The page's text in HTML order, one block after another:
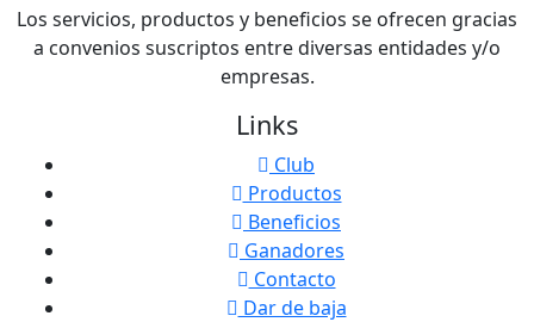
Los servicios, productos y beneficios se ofrecen gracias
a convenios suscriptos entre diversas entidades y/o
empresas.
Links
Club
Productos
Beneficios
Ganadores
Contacto
Dar de baja